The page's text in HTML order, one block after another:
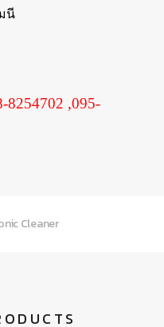
นี
,095-
Cleaner